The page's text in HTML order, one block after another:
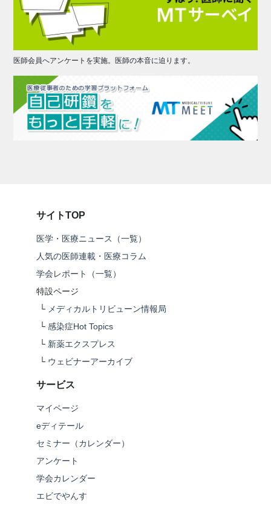
医師会員へアンケートを実施。医師の本音に迫ります。
サイトTOP
医学・医療ニュース（一覧）
人気の医師連載・医療コラム
学会レポート（一覧）
特設ページ
└ メディカルトリビューン情報局
└ 感染症Hot Topics
└ 新薬エクスプレス
└ ウェビナーアーカイブ
サービス
マイページ
eディテール
セミナー（カレンダー）
アンケート
学会カレンダー
エビでやんす